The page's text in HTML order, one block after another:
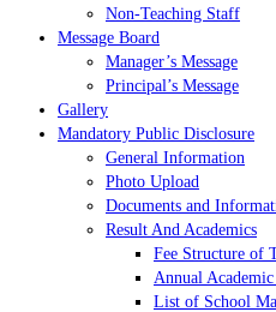
Non-Teaching Staff
Message Board
Manager’s Message
Principal’s Message
Gallery
Mandatory Public Disclosure
General Information
Photo Upload
Documents and
Result And Academics
Fee Structure of
Annual
List of School